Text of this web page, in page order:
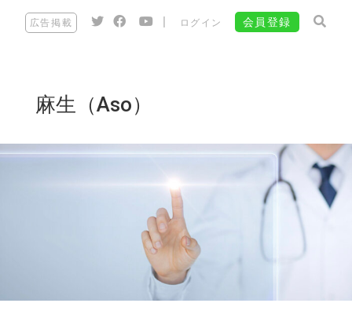
広告掲載 ログイン 会員登録
麻生（Aso）